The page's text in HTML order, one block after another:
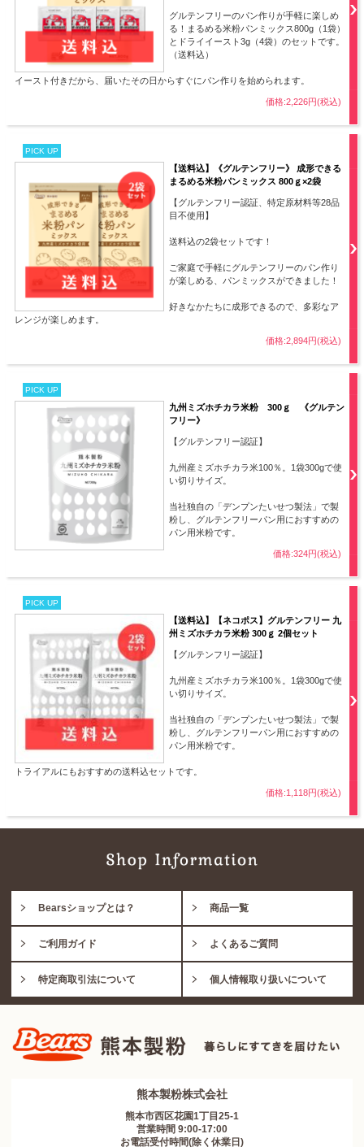
グルテンフリーのパン作りが手軽に楽しめ
る！まるめる米粉パンミックス800g（1袋）
とドライイースト3g（4袋）のセットです。
（送料込）
イースト付きだから、届いたその日からすぐにパン作りを始められます。
価格:2,226円(税込)
PICK UP
【送料込】《グルテンフリー》 成形できる
まるめる米粉パンミックス 800ｇ×2袋
【グルテンフリー認証、特定原材料等28品
目不使用】
送料込の2袋セットです！
ご家庭で手軽にグルテンフリーのパン作り
が楽しめる、パンミックスができました！
好きなかたちに成形できるので、多彩なア
レンジが楽しめます。
価格:2,894円(税込)
PICK UP
九州ミズホチカラ米粉 300ｇ 《グルテン
フリー》
【グルテンフリー認証】
九州産ミズホチカラ米100％。1袋300gで使
い切りサイズ。
当社独自の「デンプンたいせつ製法」で製
粉し、グルテンフリーパン用におすすめの
パン用米粉です。
価格:324円(税込)
PICK UP
【送料込】【ネコポス】グルテンフリー 九
州ミズホチカラ米粉 300ｇ 2個セット
【グルテンフリー認証】
九州産ミズホチカラ米100％。1袋300gで使
い切りサイズ。
当社独自の「デンプンたいせつ製法」で製
粉し、グルテンフリーパン用におすすめの
パン用米粉です。
トライアルにもおすすめの送料込セットです。
価格:1,118円(税込)
Bearsショップとは？ 商品一覧
ご利用ガイド よくあるご質問
特定商取引法について 個人情報取り扱いについて
熊本製粉株式会社
熊本市西区花園1丁目25-1
営業時間 9:00-17:00
お電話受付時間(除く休業日)